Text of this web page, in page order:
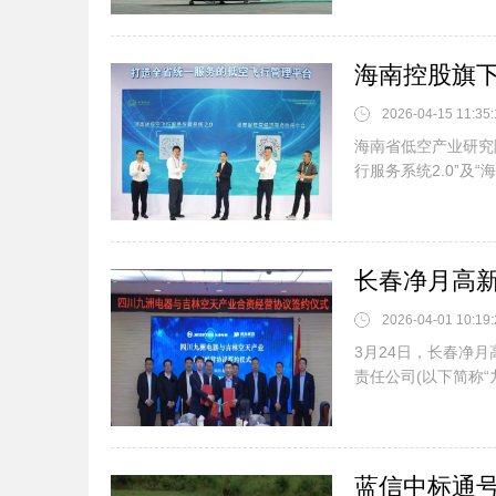
海南控股旗
2026-04-15
海南省低空产业研
行服务系统2.0”及“
2026-04-01
3月24日，长春净月
责任公司(以下简称“